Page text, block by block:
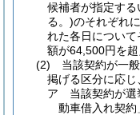
候補者が指定す
る。)のそれぞれ
れた各日につい
額が64,500円を
(2)
当該契約が一
掲げる区分に応
ア
当該契約が
動車借入れ契約